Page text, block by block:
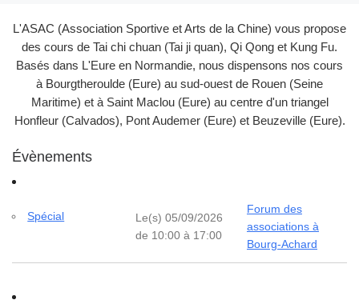
L'ASAC (Association Sportive et Arts de la Chine) vous propose
des cours de Tai chi chuan (Tai ji quan), Qi Qong et Kung Fu.
Basés dans L'Eure en Normandie, nous dispensons nos cours
à Bourgtheroulde (Eure) au sud-ouest de Rouen (Seine
Maritime) et à Saint Maclou (Eure) au centre d'un triangel
Honfleur (Calvados), Pont Audemer (Eure) et Beuzeville (Eure).
Évènements
Spécial
Le(s) 05/09/2026
de 10:00 à 17:00
Forum des
associations à
Bourg-Achard